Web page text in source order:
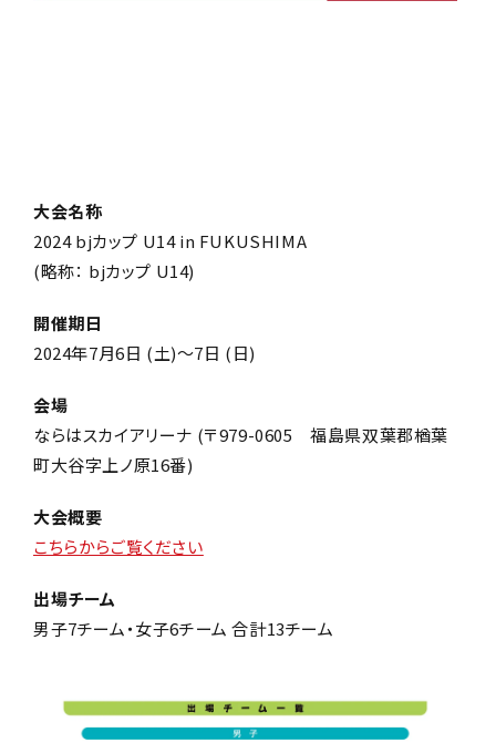
大会名称
2024 bjカップ U14 in FUKUSHIMA
(略称： bjカップ U14)
開催期日
2024年7月6日 (土)～7日 (日)
会場
ならはスカイアリーナ (〒979-0605 福島県双葉郡楢葉
町大谷字上ノ原16番)
大会概要
こちらからご覧ください
出場チーム
男子7チーム・女子6チーム 合計13チーム